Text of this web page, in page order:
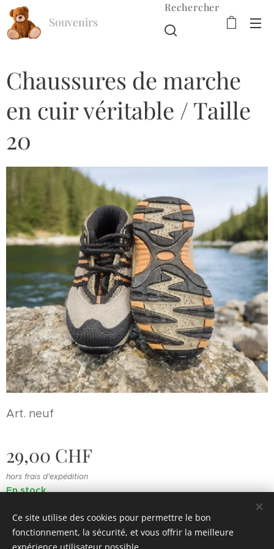
Souvenirs
Rechercher
Chaussures de marche
en cuir véritable / Taille
20
Art. neuf
29,00 CHF
hors frais d'expédition
En stock
Ce site utilise des cookies pour permettre le bon
fonctionnement, la sécurité, et vous offrir la meilleure